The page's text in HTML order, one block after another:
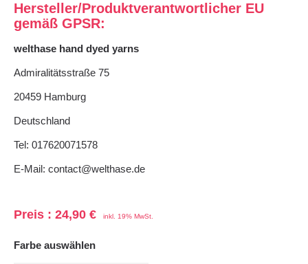
Hersteller/Produktverantwortlicher EU
gemäß GPSR:
welthase hand dyed yarns
Admiralitätsstraße 75
20459 Hamburg
Deutschland
Tel: 017620071578
E-Mail: contact@welthase.de
Preis : 24,90 € inkl. 19% MwSt.
Farbe auswählen